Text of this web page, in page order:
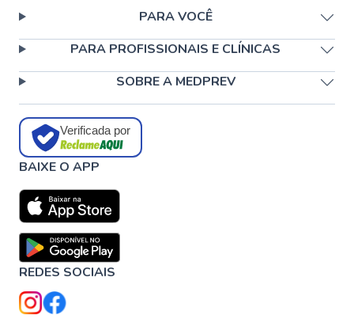
PARA VOCÊ
PARA PROFISSIONAIS E CLÍNICAS
SOBRE A MEDPREV
Verificada por
BAIXE O APP
REDES SOCIAIS